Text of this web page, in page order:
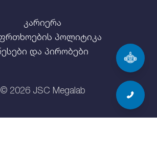
კარიერა
პოლიტიკა
და პირობები
© 2026JSC Megalab